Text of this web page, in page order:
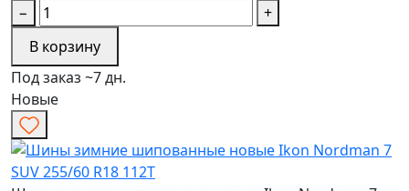
−
+
В корзину
Под заказ ~7 дн.
Новые